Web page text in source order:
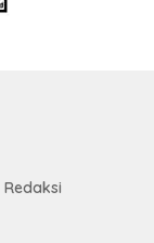
Redaksi